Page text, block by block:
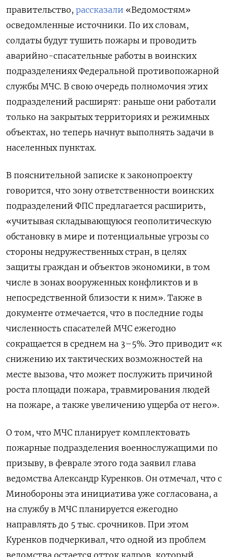
правительство, рассказали «Ведомостям»
осведомленные источники. По их словам,
солдаты будут тушить пожары и проводить
аварийно-спасательные работы в воинских
подразделениях Федеральной противопожарной
службы МЧС. В свою очередь полномочия этих
подразделений расширят: раньше они работали
только на закрытых территориях и режимных
объектах, но теперь начнут выполнять задачи в
населенных пунктах.
В пояснительной записке к законопроекту
говорится, что зону ответственности воинских
подразделений ФПС предлагается расширить,
«учитывая складывающуюся геополитическую
обстановку в мире и потенциальные угрозы со
стороны недружественных стран, в целях
защиты граждан и объектов экономики, в том
числе в зонах вооруженных конфликтов и в
непосредственной близости к ним». Также в
документе отмечается, что в последние годы
численность спасателей МЧС ежегодно
сокращается в среднем на 3–5%. Это приводит «к
снижению их тактических возможностей на
месте вызова, что может послужить причиной
роста площади пожара, травмирования людей
на пожаре, а также увеличению ущерба от него».
О том, что МЧС планирует комплектовать
пожарные подразделения военнослужащими по
призыву, в феврале этого года заявил глава
ведомства Александр Куренков. Он отмечал, что с
Минобороны эта инициатива уже согласована, а
на службу в МЧС планируется ежегодно
направлять до 5 тыс. срочников. При этом
Куренков подчеркивал, что одной из проблем
ведомства остается отток кадров, который